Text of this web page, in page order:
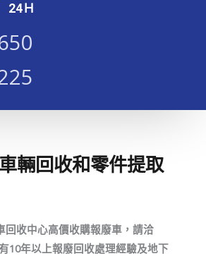
24Ｈ
輛回收和零件提取
回收中心高價收購報廢車，請洽
10年以上報廢回收處理經驗及地下